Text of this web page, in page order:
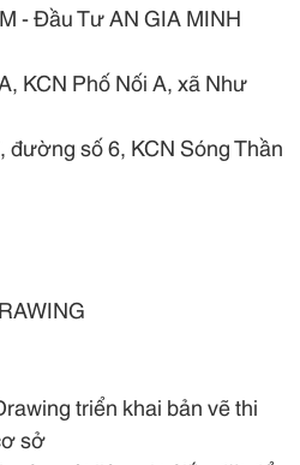
- Đầu Tư AN GIA MINH
KCN Phố Nối A, xã Như
đường số 6, KCN Sóng Thần
triển khai bản vẽ thi
sở